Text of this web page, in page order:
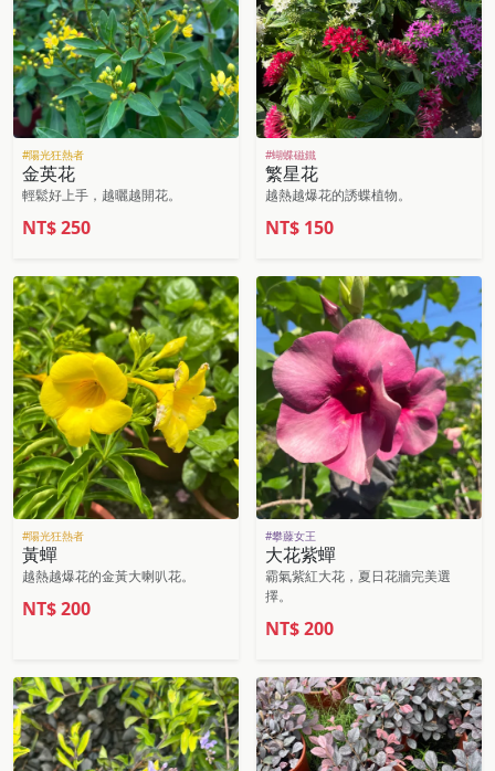
#陽光狂熱者
金英花
輕鬆好上手，越曬越開花。
NT$250
#蝴蝶磁鐵
繁星花
越熱越爆花的誘蝶植物。
NT$ 150
#陽光狂熱者
黃蟬
越熱越爆花的金黃大喇叭花。
NT$200
#攀藤女王
大花紫蟬
霸氣紫紅大花，夏日花牆完美選
擇。
NT$200